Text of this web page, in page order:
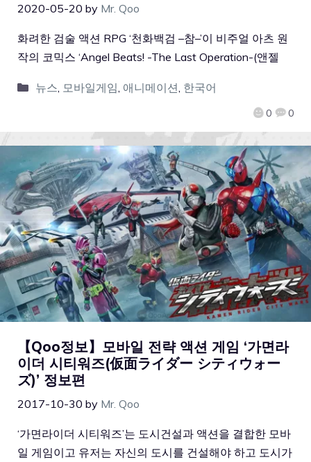
2020-05-20 by Mr. Qoo
0 0
화려한 검술 액션 RPG ‘천화백검 –참–’이 비주얼 아츠 원
작의 코믹스 ‘Angel Beats! -The Last Operation-(앤젤
뉴스, 모바일게임, 애니메이션, 한국어
【Qoo정보】모바일 전략 액션 게임 ‘가면라
이더 시티워즈(仮面ライダー シティウォー
ズ)’ 정보편
2017-10-30 by Mr. Qoo
‘가면라이더 시티워즈’는 도시건설과 액션을 결합한 모바
일 게임이고 유저는 자신의 도시를 건설해야 하고 도시가